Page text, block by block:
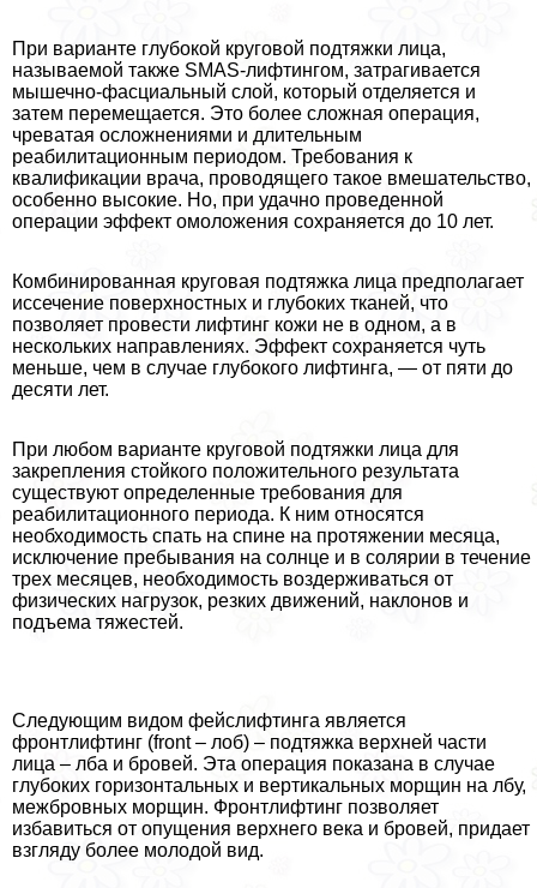
При варианте глубокой круговой подтяжки лица,
называемой также SMAS-лифтингом, затрагивается
мышечно-фасциальный слой, который отделяется и
затем перемещается. Это более сложная операция,
чреватая осложнениями и длительным
реабилитационным периодом. Требования к
квалификации врача, проводящего такое вмешательство,
особенно высокие. Но, при удачно проведенной
операции эффект омоложения сохраняется до 10 лет.
Комбинированная круговая подтяжка лица предполагает
иссечение поверхностных и глубоких тканей, что
позволяет провести лифтинг кожи не в одном, а в
нескольких направлениях. Эффект сохраняется чуть
меньше, чем в случае глубокого лифтинга, — от пяти до
десяти лет.
При любом варианте круговой подтяжки лица для
закрепления стойкого положительного результата
существуют определенные требования для
реабилитационного периода. К ним относятся
необходимость спать на спине на протяжении месяца,
исключение пребывания на солнце и в солярии в течение
трех месяцев, необходимость воздерживаться от
физических нагрузок, резких движений, наклонов и
подъема тяжестей.
Следующим видом фейслифтинга является
фронтлифтинг (front – лоб) – подтяжка верхней части
лица – лба и бровей. Эта операция показана в случае
глубоких горизонтальных и вертикальных морщин на лбу,
межбровных морщин. Фронтлифтинг позволяет
избавиться от опущения верхнего века и бровей, придает
взгляду более молодой вид.